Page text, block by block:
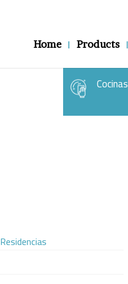
Home Products
Cocinas
Residencias